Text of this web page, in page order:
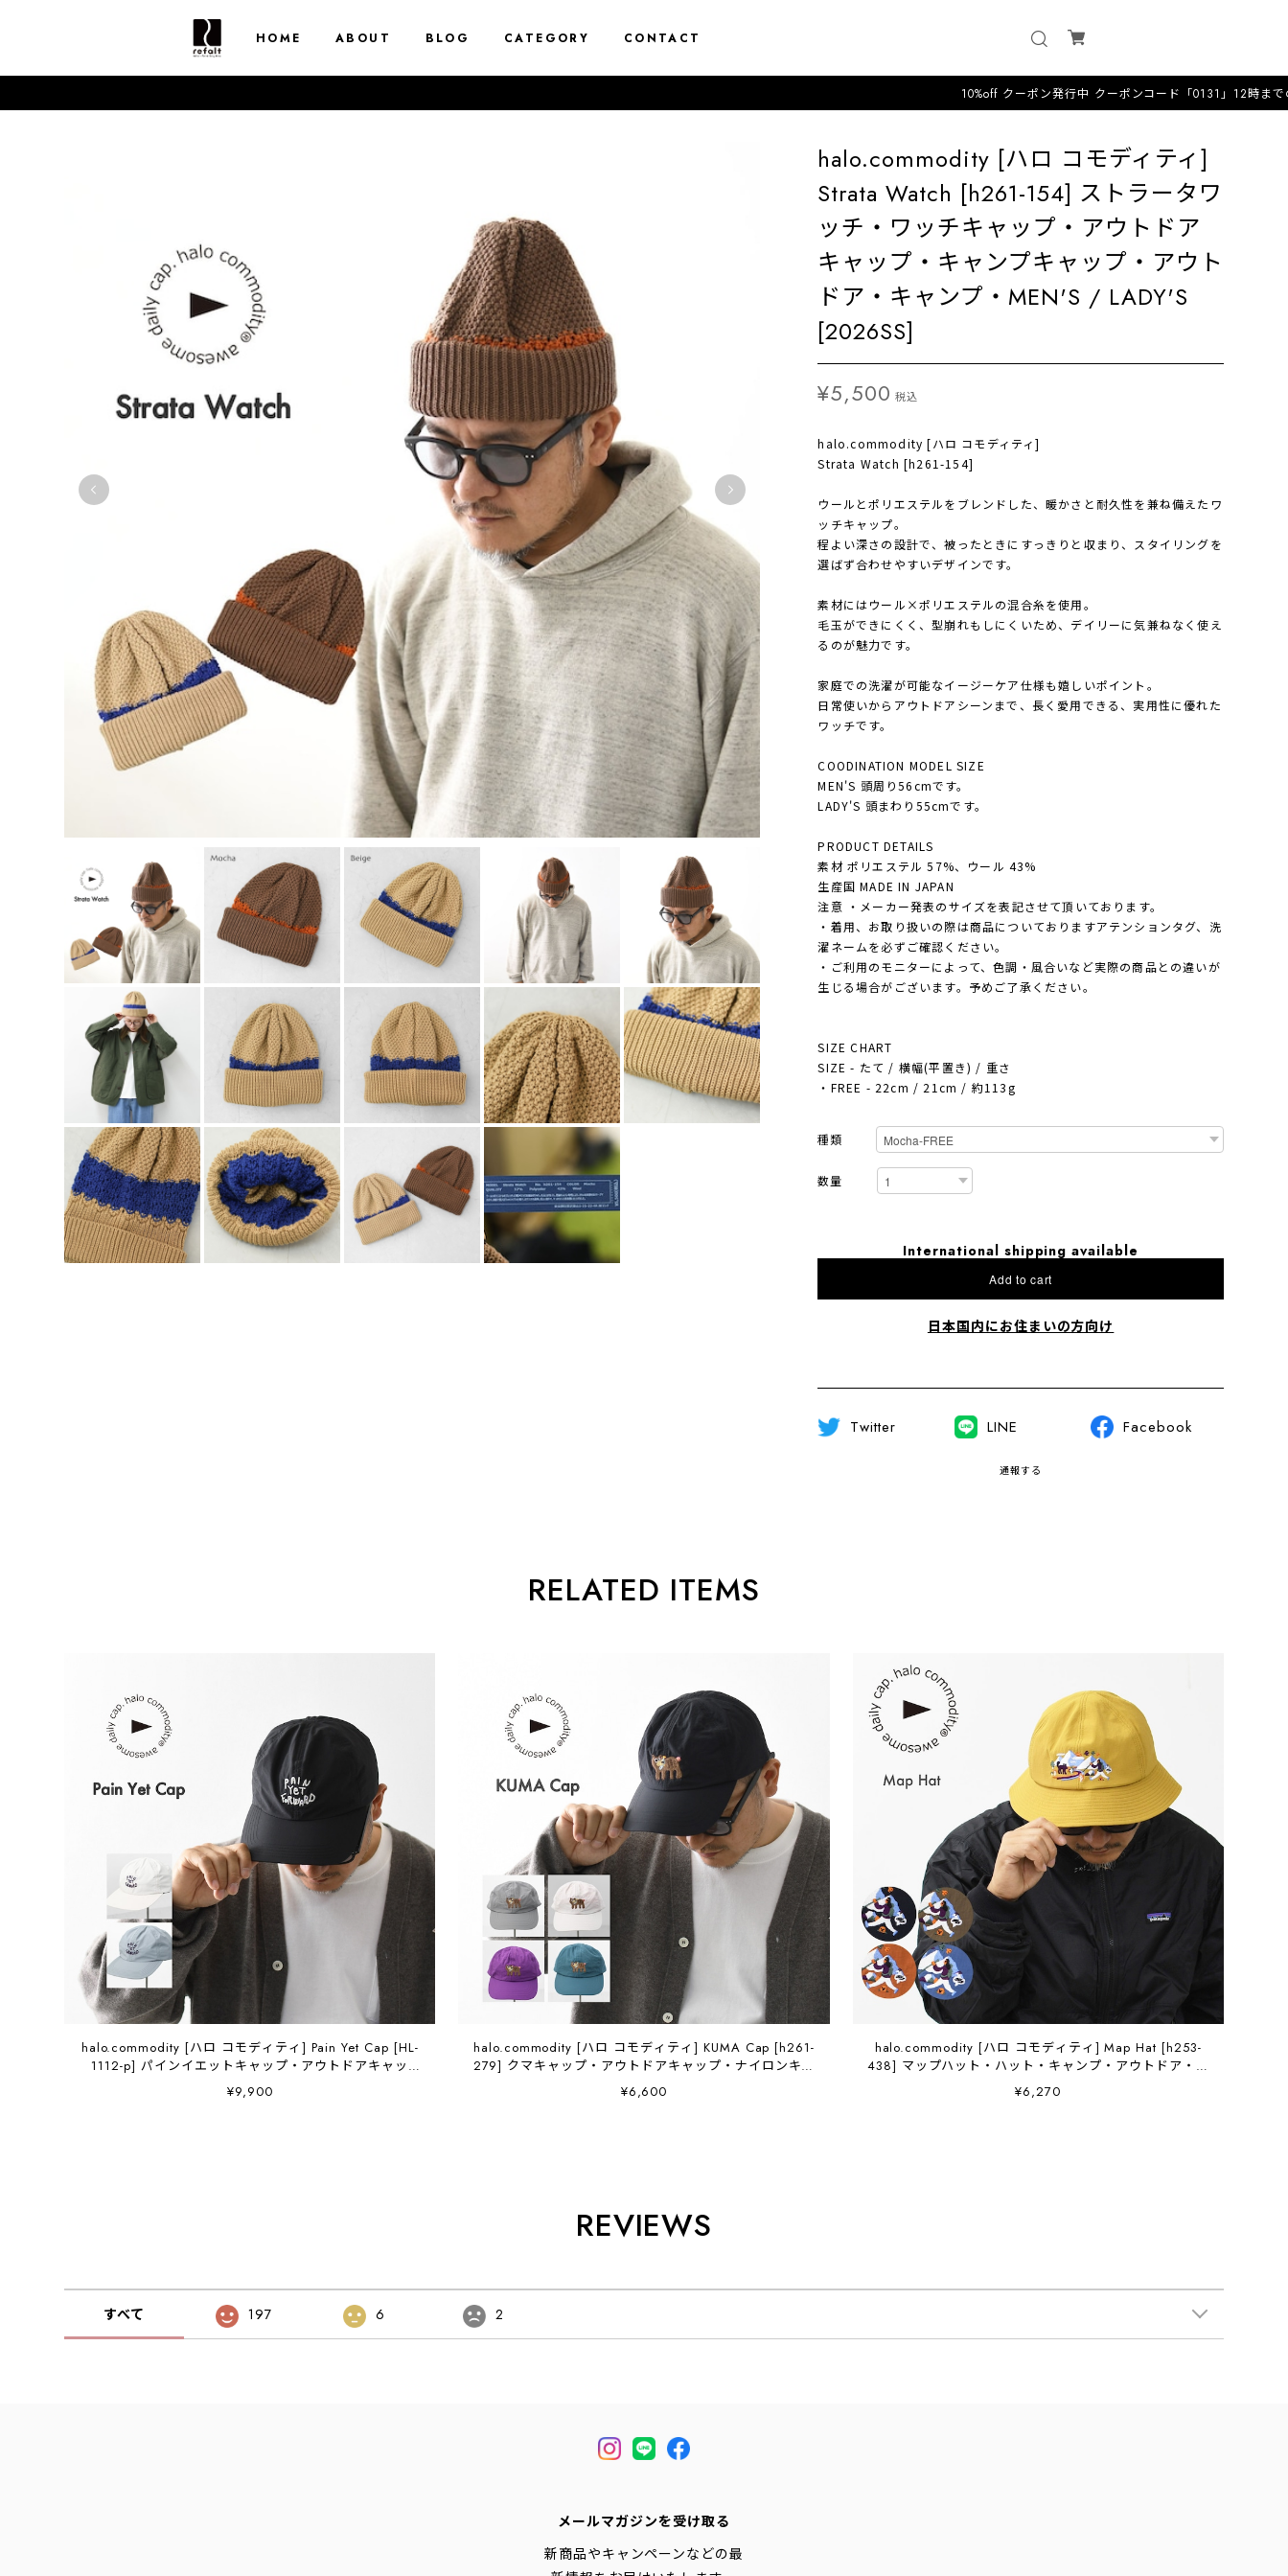
HOME ABOUT BLOG CATEGORY CONTACT
10%off クーポン発行中 クーポンコード「0131」12時までのオーダー
halo.commodity [ハロ コモディティ]
Strata Watch [h261-154] ストラータワ
ッチ・ワッチキャップ・アウトドア
キャップ・キャンプキャップ・アウト
ドア・キャンプ・MEN'S / LADY'S
[2026SS]
¥5,500 税込
halo.commodity [ハロ コモディティ]
Strata Watch [h261-154]
ウールとポリエステルをブレンドした、暖かさと耐久性を兼ね備えたワ
ッチキャップ。
程よい深さの設計で、被ったときにすっきりと収まり、スタイリングを
選ばず合わせやすいデザインです。
素材にはウール×ポリエステルの混合糸を使用。
毛玉ができにくく、型崩れもしにくいため、デイリーに気兼ねなく使え
るのが魅力です。
家庭での洗濯が可能なイージーケア仕様も嬉しいポイント。
日常使いからアウトドアシーンまで、長く愛用できる、実用性に優れた
ワッチです。
COODINATION MODEL SIZE
MEN'S 頭周り56cmです。
LADY'S 頭まわり55cmです。
PRODUCT DETAILS
素材 ポリエステル 57%、ウール 43%
生産国 MADE IN JAPAN
注意 ・メーカー発表のサイズを表記させて頂いております。
・着用、お取り扱いの際は商品についておりますアテンションタグ、洗
濯ネームを必ずご確認ください。
・ご利用のモニターによって、色調・風合いなど実際の商品との違いが
生じる場合がございます。予めご了承ください。
SIZE CHART
SIZE - たて / 横幅(平置き) / 重さ
・FREE - 22cm / 21cm / 約113g
種類
数量
International shipping available
Add to cart
日本国内にお住まいの方向け
Twitter LINE Facebook
通報する
RELATED ITEMS
halo.commodity [ハロ コモディティ] Pain Yet Cap [HL-
1112-p] パインイエットキャップ・アウトドアキャッ
プ・リップストップ素材・抗菌防臭・制菌性・MEN'S /
LADY'S [2026SS]
¥9,900
halo.commodity [ハロ コモディティ] KUMA Cap [h261-
279] クマキャップ・アウトドアキャップ・ナイロンキャ
ップ・MEN'S / LADY'S [2026SS]
¥6,600
halo.commodity [ハロ コモディティ] Map Hat [h253-
438] マップハット・ハット・キャンプ・アウトドア・お
しゃれハット・ワンポイント・MEN'S / LADY'S
[2025AW]
¥6,270
REVIEWS
すべて 197 6 2
メールマガジンを受け取る
新商品やキャンペーンなどの最